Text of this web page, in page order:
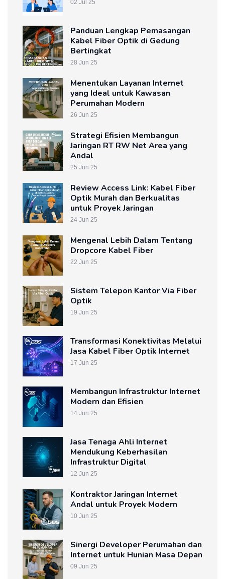
02 Jul 25
Panduan Lengkap Pemasangan
Kabel Fiber Optik di Gedung
Bertingkat
28 Jun 25
Menentukan Layanan Internet
yang Ideal untuk Kawasan
Perumahan Modern
26 Jun 25
Strategi Efisien Membangun
Jaringan RT RW Net Area yang
Andal
25 Jun 25
Review Access Link: Kabel Fiber
Optik Murah dan Berkualitas
untuk Proyek Jaringan
24 Jun 25
Mengenal Lebih Dalam Tentang
Dropcore Kabel Fiber
22 Jun 25
Sistem Telepon Kantor Via Fiber
Optik
19 Jun 25
Transformasi Konektivitas Melalui
Jasa Kabel Fiber Optik Internet
17 Jun 25
Membangun Infrastruktur Internet
Modern dan Efisien
14 Jun 25
Jasa Tenaga Ahli Internet
Mendukung Keberhasilan
Infrastruktur Digital
12 Jun 25
Kontraktor Jaringan Internet
Andal untuk Proyek Modern
10 Jun 25
Sinergi Developer Perumahan dan
Internet untuk Hunian Masa Depan
09 Jun 25